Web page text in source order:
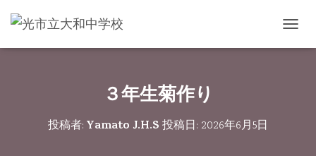
３年生菊作り
投稿者: Yamato J.H.S 投稿日: 2026年6月5日